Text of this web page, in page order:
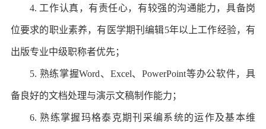
4. 工作认真，有责任心，有较强的沟通能力，具备岗
位要求的职业素养，有医学期刊编辑5年以上工作经验，有
出版专业中级职称者优先；
5. 熟练掌握Word、Excel、PowerPoint等办公软件，具
备良好的文档处理与演示文稿制作能力；
6. 熟练掌握玛格泰克期刊采编系统的运作及基本维